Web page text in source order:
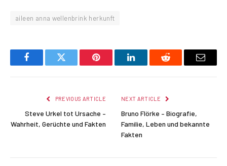
aileen anna wellenbrink herkunft
FacebookTwitter Pinterest LinkedInReddit Email
PREVIOUS ARTICLE
Steve Urkel tot Ursache –
Wahrheit, Gerüchte und Fakten
NEXT ARTICLE
Bruno Flörke – Biografie,
Familie, Leben und bekannte
Fakten